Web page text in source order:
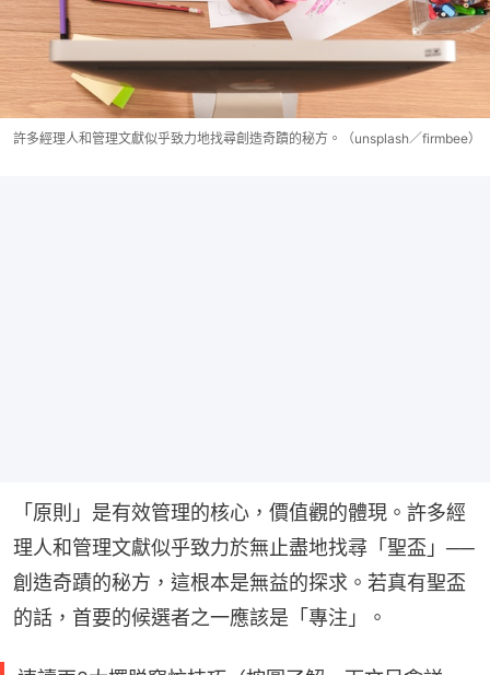
許多經理人和管理文獻似乎致力地找尋創造奇蹟的秘方。（unsplash／firmbee）
「原則」是有效管理的核心，價值觀的體現。許多經
理人和管理文獻似乎致力於無止盡地找尋「聖盃」──
創造奇蹟的秘方，這根本是無益的探求。若真有聖盃
的話，首要的候選者之一應該是「專注」。